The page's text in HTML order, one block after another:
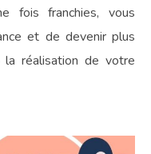
fois franchies, vous
et de devenir plus
la réalisation de votre